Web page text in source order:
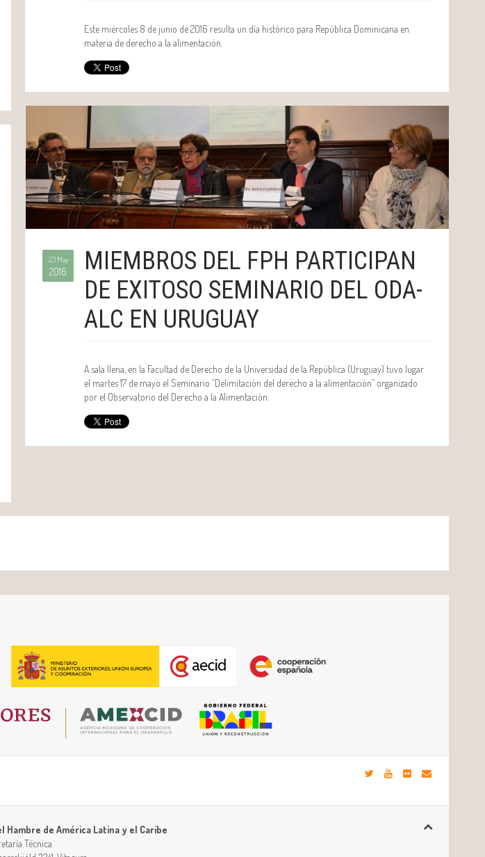
Este miércoles 8 de junio de 2016 resulta un día histórico para República Dominicana en
materia de derecho a la alimentación.
23 May
2016
MIEMBROS DEL FPH PARTICIPAN
DE EXITOSO SEMINARIO DEL ODA-
ALC EN URUGUAY
A sala llena, en la Facultad de Derecho de la Universidad de la República (Uruguay) tuvo lugar
el martes 17 de mayo el Seminario “Delimitación del derecho a la alimentación” organizado
por el Observatorio del Derecho a la Alimentación.
de América Latina y el Caribe
Técnica